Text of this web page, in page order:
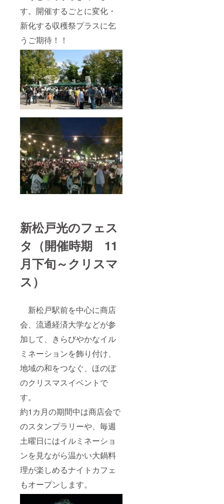
す。開催するごとに変化・
新化する収穫祭プラスに乞
うご期待！！
新松戸光のフェス
タ（開催時期 11
月下旬～クリスマ
ス）
新松戸駅前を中心に商店
会、流通経済大学などが参
加して、きらびやかなイル
ミネーションを飾り付け、
地域の和をつなぐ、ほのぼ
のクリスマスイベントで
す。
約1カ月の期間中は商店会で
のスタンプラリーや、毎週
土曜日にはイルミネーショ
ンを見ながら温かい大鍋料
理が楽しめるナイトカフェ
もオープンします。